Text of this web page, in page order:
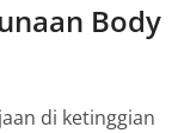
Body
di ketinggian